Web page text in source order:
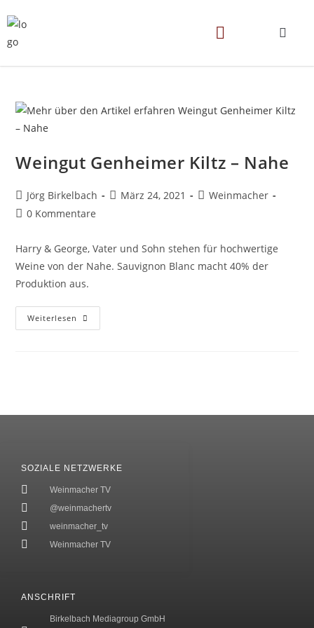
Weingut Genheimer Kiltz – Nahe
Jörg Birkelbach März 24, 2021
Weinmacher
0 Kommentare
Harry & George, Vater und Sohn stehen für hochwertige
Weine von der Nahe. Sauvignon Blanc macht 40% der
Produktion aus.
Weiterlesen
ANSCHRIFT
Birkelbach Mediagroup GmbH
SOZIALE NETZWERKE
Weinmacher TV
@weinmachertv
weinmacher_tv
Weinmacher TV